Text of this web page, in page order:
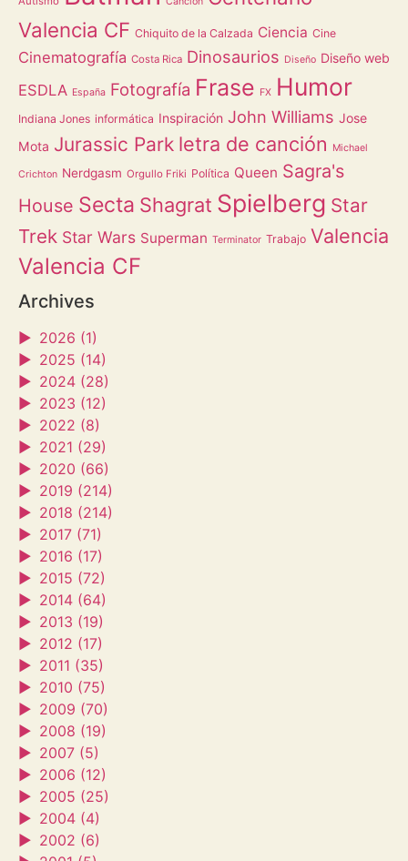
Valencia CF Chiquito de la Calzada Ciencia Cine
Cinematografía Costa Rica Dinosaurios Diseño Diseño web
ESDLA España Fotografía Frase FX Humor
Indiana Jones informática Inspiración John Williams Jose
Mota Jurassic Park letra de canción Michael
Crichton Nerdgasm Orgullo Friki Política Queen Sagra's
House Secta Shagrat Spielberg Star
Trek Star Wars Superman Terminator Trabajo Valencia
Valencia CF
Archives
► 2026 (1)
► 2025 (14)
► 2024 (28)
► 2023 (12)
► 2022 (8)
► 2021 (29)
► 2020 (66)
► 2019 (214)
► 2018 (214)
► 2017 (71)
► 2016 (17)
► 2015 (72)
► 2014 (64)
► 2013 (19)
► 2012 (17)
► 2011 (35)
► 2010 (75)
► 2009 (70)
► 2008 (19)
► 2007 (5)
► 2006 (12)
► 2005 (25)
► 2004 (4)
► 2002 (6)